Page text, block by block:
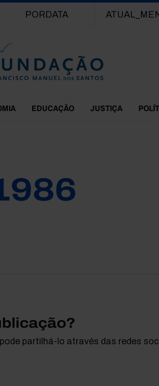
PORDATA
EDUCAÇÃO JUSTIÇA
partilhá-lo através das redes